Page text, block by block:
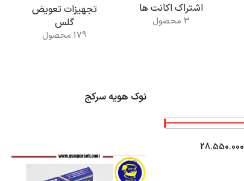
اشتراک اکانت ها
3 محصول
تجهیزات تعویض
گلس
179 محصول
نوک هویه سرکج